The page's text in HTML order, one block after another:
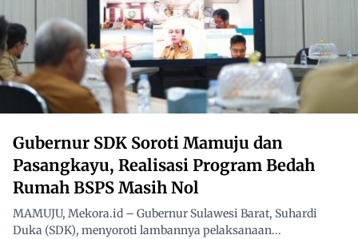
Gubernur SDK Soroti Mamuju dan
Pasangkayu, Realisasi Program Bedah
Rumah BSPS Masih Nol
MAMUJU, Mekora.id – Gubernur Sulawesi Barat, Suhardi
Duka (SDK), menyoroti lambannya pelaksanaan...